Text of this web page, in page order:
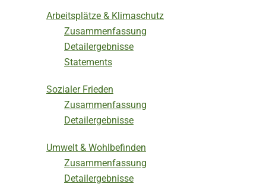
Arbeitsplätze & Klimaschutz
Zusammenfassung
Detailergebnisse
Statements
Sozialer Frieden
Zusammenfassung
Detailergebnisse
Umwelt & Wohlbefinden
Zusammenfassung
Detailergebnisse